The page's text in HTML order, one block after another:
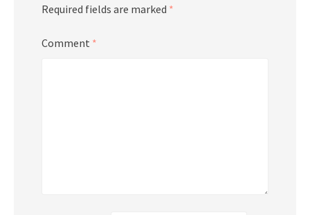
Required fields are marked *
Comment *